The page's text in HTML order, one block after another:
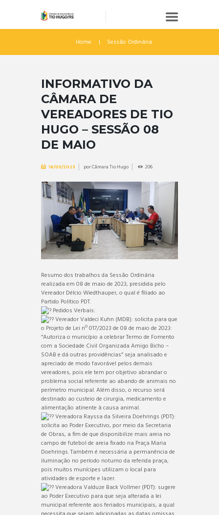
Home Sessão Ordinária
INFORMATIVO DA
CÂMARA DE
VEREADORES DE TIO
HUGO – SESSÃO 08
DE MAIO
16/05/2023 porCâmara Tio Hugo 206
Resumo dos trabalhos da Sessão Ordinária
realizada em 08 de maio de 2023, presidida pelo
Vereador Délcio Wiedthauper, o qual é filiado ao
Partido Político PDT.
Pedidos Verbais:
Vereador Valdeci Kuhn (MDB): solicita para que
o Projeto de Lei nº 017/2023 de 08 de maio de 2023:
“Autoriza o município a celebrar Termo de Fomento
com a Sociedade Civil Organizada Amigo Bicho –
SOAB e dá outras providências” seja analisado e
apreciado de modo favorável pelos demais
vereadores, pois ele tem por objetivo abrandar o
problema social referente ao abando de animais no
perímetro municipal. Além disso, o recurso será
destinado ao custeio de cirurgia, medicamento e
alimentação atinente à causa animal.
Vereadora Rayssa da Silveira Doehrings (PDT):
solicita ao Poder Executivo, por meio da Secretaria
de Obras, a fim de que disponibilize mais areia no
campo de futebol de areia fixado na Praça Maria
Doehrings. Também é necessária a permanência de
iluminação no período noturno da referida praça,
pois muitos munícipes utilizam o local para
atividades de esporte e lazer.
Vereadora Valduze Back Vollmer (PDT): sugere
ao Poder Executivo para que seja alterada a lei
municipal referente aos feriados municipais, a qual